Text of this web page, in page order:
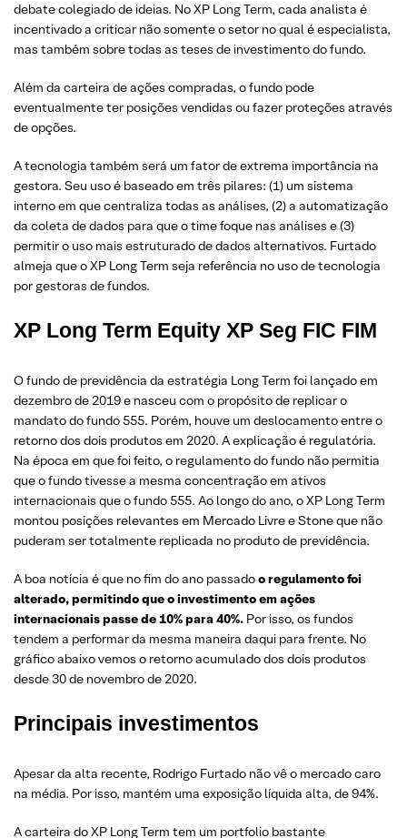
debate colegiado de ideias. No XP Long Term, cada analista é
incentivado a criticar não somente o setor no qual é especialista,
mas também sobre todas as teses de investimento do fundo.
Além da carteira de ações compradas, o fundo pode
eventualmente ter posições vendidas ou fazer proteções através
de opções.
A tecnologia também será um fator de extrema importância na
gestora. Seu uso é baseado em três pilares: (1) um sistema
interno em que centraliza todas as análises, (2) a automatização
da coleta de dados para que o time foque nas análises e (3)
permitir o uso mais estruturado de dados alternativos. Furtado
almeja que o XP Long Term seja referência no uso de tecnologia
por gestoras de fundos.
XP Long Term Equity XP Seg FIC FIM
O fundo de previdência da estratégia Long Term foi lançado em
dezembro de 2019 e nasceu com o propósito de replicar o
mandato do fundo 555. Porém, houve um deslocamento entre o
retorno dos dois produtos em 2020. A explicação é regulatória.
Na época em que foi feito, o regulamento do fundo não permitia
que o fundo tivesse a mesma concentração em ativos
internacionais que o fundo 555. Ao longo do ano, o XP Long Term
montou posições relevantes em Mercado Livre e Stone que não
puderam ser totalmente replicada no produto de previdência.
A boa notícia é que no fim do ano passadoo regulamento foi
alterado, permitindo que o investimento em ações
internacionais passe de 10% para 40%. Por isso, os fundos
tendem a performar da mesma maneira daqui para frente. No
gráfico abaixo vemos o retorno acumulado dos dois produtos
desde 30 de novembro de 2020.
Principais investimentos
Apesar da alta recente, Rodrigo Furtado não vê o mercado caro
na média. Por isso, mantém uma exposição líquida alta, de 94%.
A carteira do XP Long Term tem um portfolio bastante